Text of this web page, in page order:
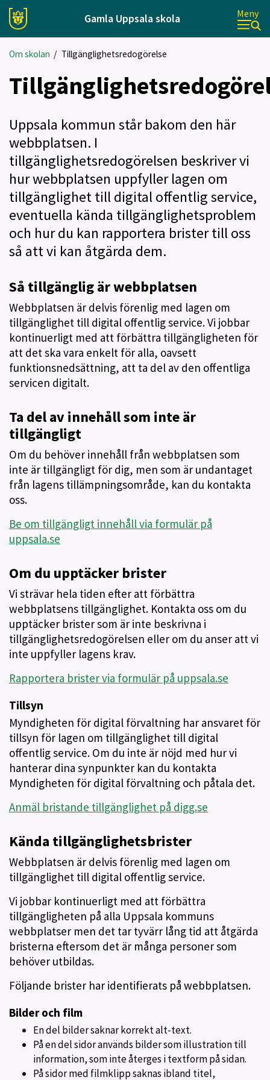
Gamla Uppsala skola Meny
Om skolan / Tillgänglighetsredogörelse
Uppsala kommun står bakom den här
webbplatsen. I
tillgänglighetsredogörelsen beskriver vi
hur webbplatsen uppfyller lagen om
tillgänglighet till digital offentlig service,
eventuella kända tillgänglighetsproblem
och hur du kan rapportera brister till oss
så att vi kan åtgärda dem.
Så tillgänglig är webbplatsen
Webbplatsen är delvis förenlig med lagen om
tillgänglighet till digital offentlig service. Vi jobbar
kontinuerligt med att förbättra tillgängligheten för
att det ska vara enkelt för alla, oavsett
funktionsnedsättning, att ta del av den offentliga
servicen digitalt.
Ta del av innehåll som inte är
tillgängligt
Om du behöver innehåll från webbplatsen som
inte är tillgängligt för dig, men som är undantaget
från lagens tillämpningsområde, kan du kontakta
oss.
Be om tillgängligt innehåll via formulär på
uppsala.se
Om du upptäcker brister
Vi strävar hela tiden efter att förbättra
webbplatsens tillgänglighet. Kontakta oss om du
upptäcker brister som är inte beskrivna i
tillgänglighetsredogörelsen eller om du anser att vi
inte uppfyller lagens krav.
Rapportera brister via formulär på uppsala.se
Tillsyn
Myndigheten för digital förvaltning har ansvaret för
tillsyn för lagen om tillgänglighet till digital
offentlig service. Om du inte är nöjd med hur vi
hanterar dina synpunkter kan du kontakta
Myndigheten för digital förvaltning och påtala det.
Anmäl bristande tillgänglighet på digg.se
Kända tillgänglighetsbrister
Webbplatsen är delvis förenlig med lagen om
tillgänglighet till digital offentlig service.
Vi jobbar kontinuerligt med att förbättra
tillgängligheten på alla Uppsala kommuns
webbplatser men det tar tyvärr lång tid att åtgärda
bristerna eftersom det är många personer som
behöver utbildas.
Följande brister har identifierats på webbplatsen.
Bilder och film
En del bilder saknar korrekt alt-text.
På en del sidor används bilder som illustration till
information, som inte återges i textform på sidan.
På sidor med filmklipp saknas ibland titel,